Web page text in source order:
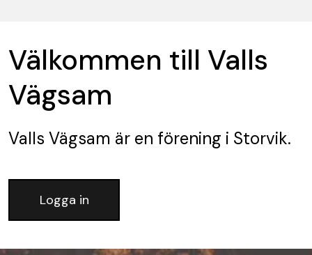
Välkommen till Valls
Vägsam
Valls Vägsam är en förening i Storvik.
Logga in